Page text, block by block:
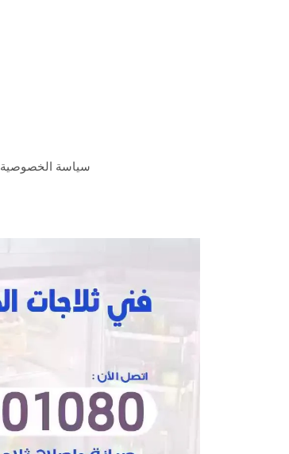
سياسة الخصوصية